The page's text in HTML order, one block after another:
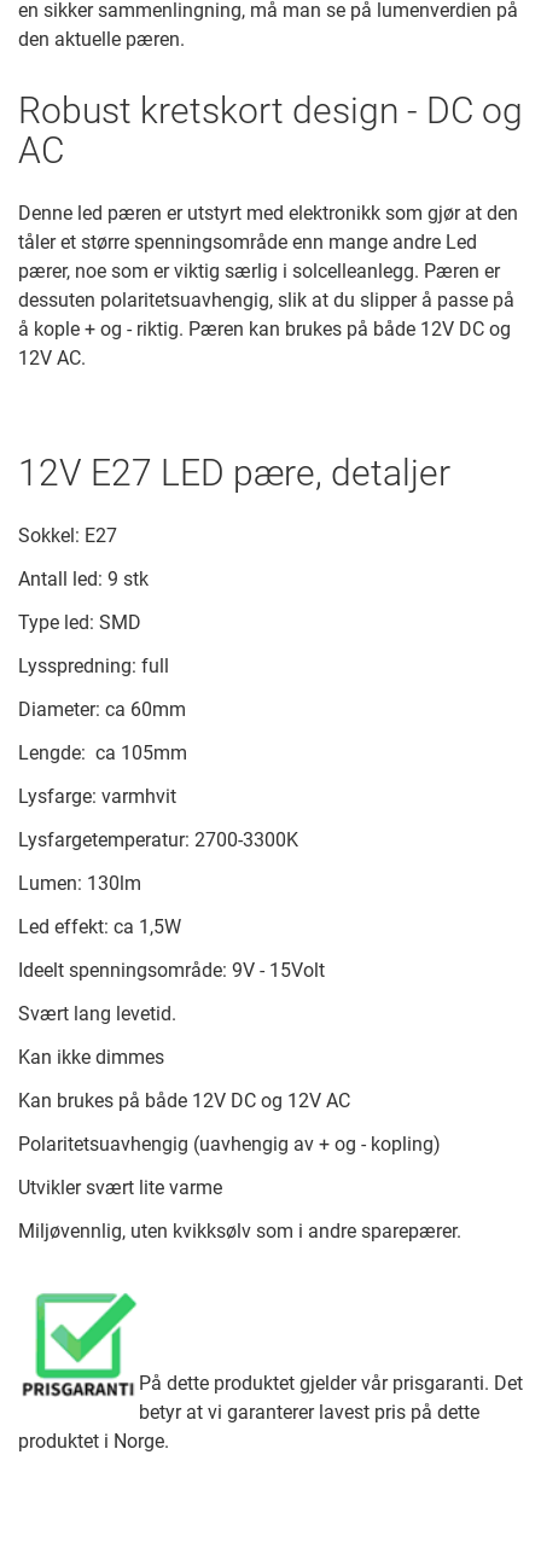
en sikker sammenlingning, må man se på lumenverdien på
den aktuelle pæren.
Robust kretskort design - DC og
AC
Denne led pæren er utstyrt med elektronikk som gjør at den
tåler et større spenningsområde enn mange andre Led
pærer, noe som er viktig særlig i solcelleanlegg. Pæren er
dessuten polaritetsuavhengig, slik at du slipper å passe på
å kople + og - riktig. Pæren kan brukes på både 12V DC og
12V AC.
12V E27 LED pære, detaljer
Sokkel: E27
Antall led: 9 stk
Type led: SMD
Lysspredning: full
Diameter: ca 60mm
Lengde: ca 105mm
Lysfarge: varmhvit
Lysfargetemperatur: 2700-3300K
Lumen: 130lm
Led effekt: ca 1,5W
Ideelt spenningsområde: 9V - 15Volt
Svært lang levetid.
Kan ikke dimmes
Kan brukes på både 12V DC og 12V AC
Polaritetsuavhengig (uavhengig av + og - kopling)
Utvikler svært lite varme
Miljøvennlig, uten kvikksølv som i andre sparepærer.
På dette produktet gjelder vår prisgaranti. Det
betyr at vi garanterer lavest pris på dette
produktet i Norge.